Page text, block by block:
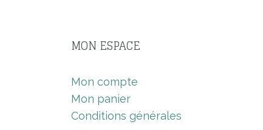
MON ESPACE
Mon compte
Mon panier
Conditions générales